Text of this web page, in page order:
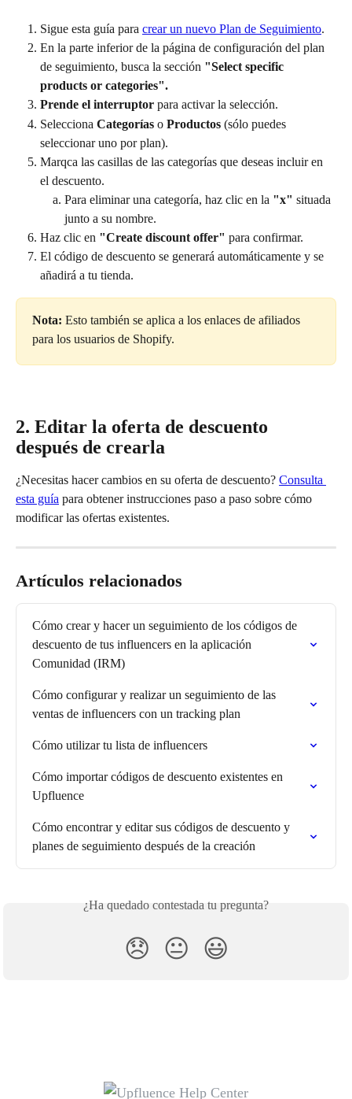
Sigue esta guía para crear un nuevo Plan de Seguimiento.
En la parte inferior de la página de configuración del plan
de seguimiento, busca la sección "Select specific
products or categories".
Prende el interruptor para activar la selección.
Selecciona Categorías o Productos (sólo puedes
seleccionar uno por plan).
Marqca las casillas de las categorías que deseas incluir en
el descuento.
Para eliminar una categoría, haz clic en la "x" situada
junto a su nombre.
Haz clic en "Create discount offer" para confirmar.
El código de descuento se generará automáticamente y se
añadirá a tu tienda.
Nota: Esto también se aplica a los enlaces de afiliados
para los usuarios de Shopify.
2. Editar la oferta de descuento
después de crearla
¿Necesitas hacer cambios en su oferta de descuento? Consulta
esta guía para obtener instrucciones paso a paso sobre cómo
modificar las ofertas existentes.
Artículos relacionados
Cómo crear y hacer un seguimiento de los códigos de
descuento de tus influencers en la aplicación
Comunidad (IRM)
Cómo configurar y realizar un seguimiento de las
ventas de influencers con un tracking plan
Cómo utilizar tu lista de influencers
Cómo importar códigos de descuento existentes en
Upfluence
Cómo encontrar y editar sus códigos de descuento y
planes de seguimiento después de la creación
¿Ha quedado contestada tu pregunta?
😞 😐 😃